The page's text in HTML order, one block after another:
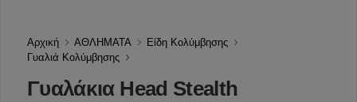
Αρχική ΑΘΛΗΜΑΤΑ
Είδη Κολύμβησης
Γυαλιά Κολύμβησης
Γυαλάκια Head Stealth